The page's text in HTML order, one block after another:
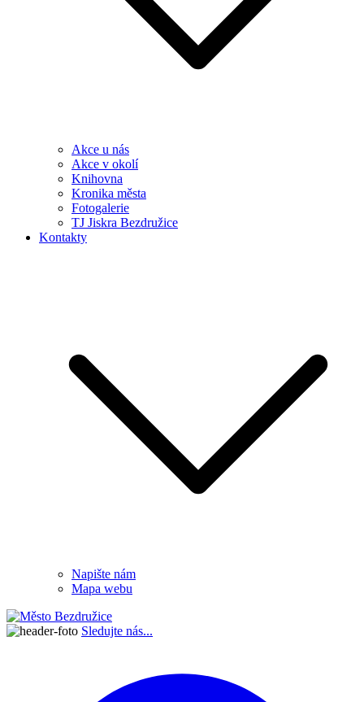
Akce u nás
Akce v okolí
Knihovna
Kronika města
Fotogalerie
TJ Jiskra Bezdružice
Kontakty
Napište nám
Mapa webu
Sledujte nás...